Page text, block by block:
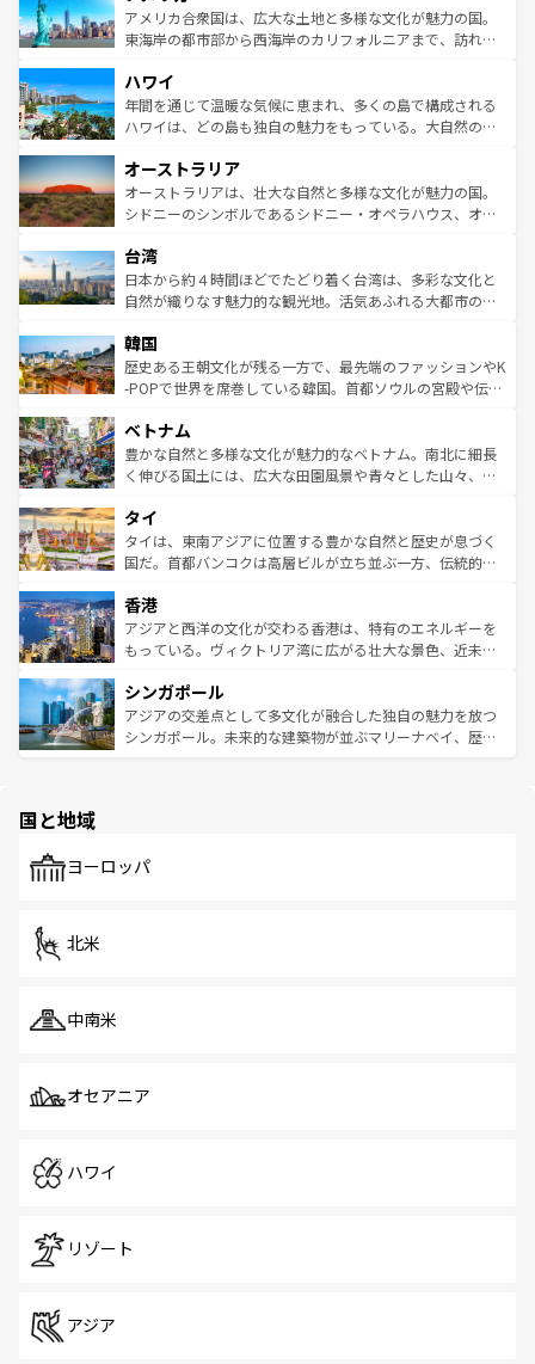
博物館もあり、アルプス観光だけでなく町歩きも満喫する
ことができる。国民の所得が高いため物価も高いが、旅行
ば市内交通費無料で観光を楽しむこともできる。 なお、新
着のスイス情報はコンテンツ一覧 を参照してほしい。
アメリカ合衆国は、広大な土地と多様な文化が魅力の国。
東海岸の都市部から西海岸のカリフォルニアまで、訪れる
のような巨大都市は、観光、ショッピング、エンターテイ
ンメントが詰まった刺激的なスポットだ。一方、アメリカ
西部には大自然が広がり、グランドキャニオンやイエロー
部のニューオーリンズでは、音楽と美食が融合した独特の
文化が魅力。旅行者はアメリカの各地域で異なる魅力を楽
しみながら、その多様性と豊かな歴史を感じることができ
ならではの贅沢な旅のスタイルだ。 なお、新着のアメリカ
情報はコンテンツ一覧を参照してほしい。
ハワイ
年間を通じて温暖な気候に恵まれ、多くの島で構成される
ハワイは、どの島も独自の魅力をもっている。大自然の神
ワイ島は見逃せない。また、定番の観光地といえばオアフ
島だが、静かな自然を求めるならマウイ島やカウアイ島が
おすすめ。エメラルドグリーンに輝く海をはじめ、豊かな
れるおもてなしの心で訪れる人々を迎えてくれるハワイの
人々、おいしいローカルフードやハワイアンミュージッ
ク、伝統的なフラダンスなど、すべてがハワイの魅力を彩
ワイを、存分に味わってほしい。 なお、新着のハワイ情報
はコンテンツ一覧を参照してほしい。
オーストラリア
オーストラリアは、壮大な自然と多様な文化が魅力の国。
シドニーのシンボルであるシドニー・オペラハウス、オー
リアリーフや大陸中央部にそびえるウルル（エアーズロッ
ク）、タスマニアの美しい原生林やケアンズの熱帯雨林な
ど、見どころがたくさん。また、カフェやワイン、オージ
いる。アクティビティも充実しており、サーフィンやダイ
ビング、ハイキングなど、アウトドア好きにはたまらな
い。オーストラリアの多彩な魅力を存分に味わいつくそ
参照してほしい。
台湾
日本から約４時間ほどでたどり着く台湾は、多彩な文化と
自然が織りなす魅力的な観光地。活気あふれる大都市の台
ン）、静ひつな山岳地帯である台湾東部など、都市の喧騒
と山間の静けさが共存しており、訪れる人に新しい発見と
驚きをもたらしてくれる。また、奥深い台湾の食文化も魅
容にもいいと評判のスイーツなど、バラエティ豊かな料理
が味わえる。 なお、新着の台湾情報は コンテンツ一覧を参
照してほしい。
韓国
歴史ある王朝文化が残る一方で、最先端のファッションやK
-POPで世界を席巻している韓国。首都ソウルの宮殿や伝統
き、地方に足を延ばせば四季折々の自然美を楽しむことが
できる。そして、キムチや焼肉、絶品のストリートフード
まで、さまざまな韓国料理が待っている。夜には、韓国な
リティに包まれながら、韓国の多彩な魅力を心ゆくまで味
わってみてほしい。 なお、新着の韓国情報はコンテンツ一
覧を参照してほしい。
ベトナム
豊かな自然と多様な文化が魅力的なベトナム。南北に細長
く伸びる国土には、広大な田園風景や青々とした山々、世
急速な発展と共に伝統が息づく。ハノイの古い町並みやホ
ーチミン市のフランス統治時代の建物も、独特の雰囲気を
醸し出している。また、バラエティの豊かさとおいしさで
とつ。フォーやバインミー、ベトナムコーヒーなどは、ぜ
ひ現地で味わいたい。どの地域を訪れてもあたたかい人々
が旅行者を迎えてくれるので、きっと忘れられない旅にな
参照してほしい。
タイ
タイは、東南アジアに位置する豊かな自然と歴史が息づく
国だ。首都バンコクは高層ビルが立ち並ぶ一方、伝統的な
の活気が交差している。北部ではチェンマイなどの山岳地
帯で自然と触れ合い、南部ではプーケットやクラビの美し
いビーチでリゾート気分を楽しむことができる。タイ料理
激する。気候は一年中温暖で、どの季節にも異なる楽しみ
が待っている。親しみやすいタイの人々、仏教を中心とし
た文化、そして多様な観光資源が、訪れる旅人を魅了し続
香港
アジアと西洋の文化が交わる香港は、特有のエネルギーを
もっている。ヴィクトリア湾に広がる壮大な景色、近未来
み、どこを訪れても感動するはず。観光スポットが密集し
ており、効率よく見どころを回れるのも魅力。息をのむよ
うな絶景から文化的な体験まで、香港を存分に楽しみ尽く
シンガポール
アジアの交差点として多文化が融合した独自の魅力を放つ
シンガポール。未来的な建築物が並ぶマリーナベイ、歴史
で、ホーカーズは地元の風情を楽しめる外せないスポット
国と地域
ヨーロッパ
北米
中南米
オセアニア
ハワイ
リゾート
アジア